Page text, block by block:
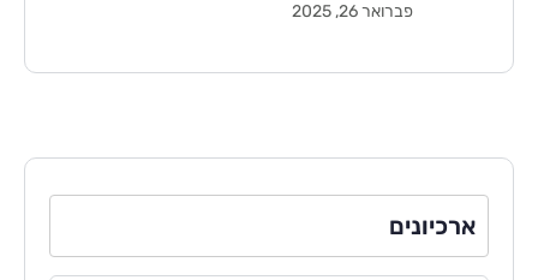
פברואר 26, 2025
ארכיונים